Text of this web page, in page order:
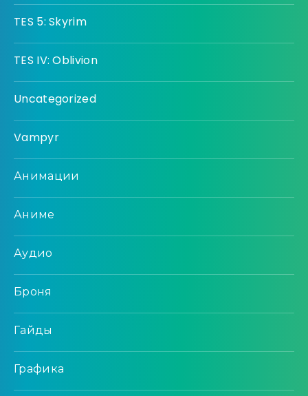
TES 5: Skyrim
TES IV: Oblivion
Uncategorized
Vampyr
Анимации
Аниме
Аудио
Броня
Гайды
Графика